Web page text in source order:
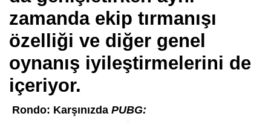
zamanda ekip tırmanışı
özelliği ve diğer genel
oynanış iyileştirmelerini de
içeriyor.
Rondo: Karşınızda PUBG: